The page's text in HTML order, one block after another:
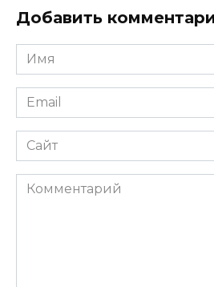
Добавить
Имя
*
Email
*
Сайт
Комментарий